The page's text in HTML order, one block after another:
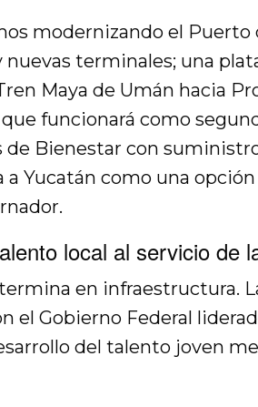
modernizando el
nuevas terminales; una
Maya de Umán hacia
funcionará como
de Bienestar con
a Yucatán como una
local al servicio de
en infraestructura.
el Gobierno Federal
del talento joven